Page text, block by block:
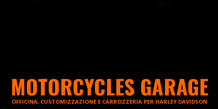
MOTORCYCLES GARAGE
MOTORCYCLES GARAGE
OFFICINA, CUSTOMIZZAZIONE E CARROZZERIA PER HARLEY DAVIDSON
OFFICINA, CUSTOMIZZAZIONE E CARROZZERIA PER HARLEY DAVIDSON